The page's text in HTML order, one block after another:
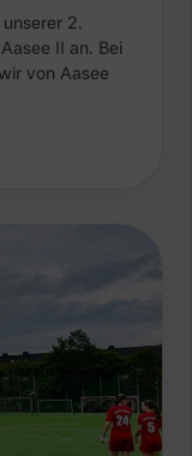
2.
II an. Bei
von Aasee